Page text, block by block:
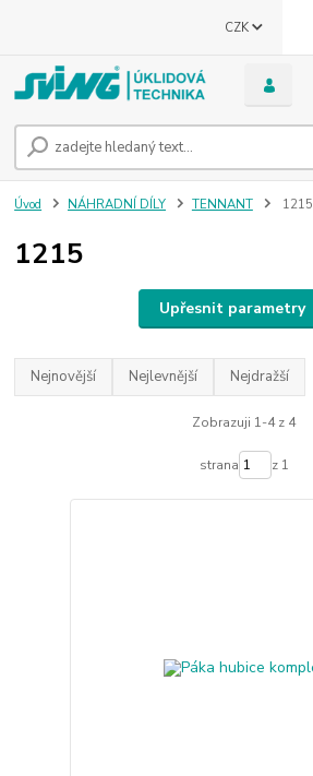
CZK
Úvod NÁHRADNÍ DÍLY TENNANT 1215
1215
Upřesnit parametry
Nejnovější Nejlevnější Nejdražší
Zobrazuji 1-4 z 4
strana z 1